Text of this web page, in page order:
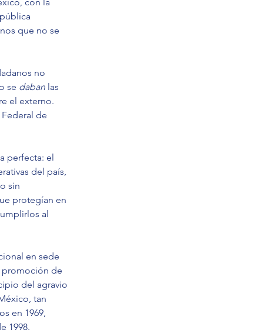
que no se
no
se daban las
el externo.
de
perfecta: el
del país,
sin
protegían en
al
en sede
promoción de
del agravio
tan
en 1969,
1998.